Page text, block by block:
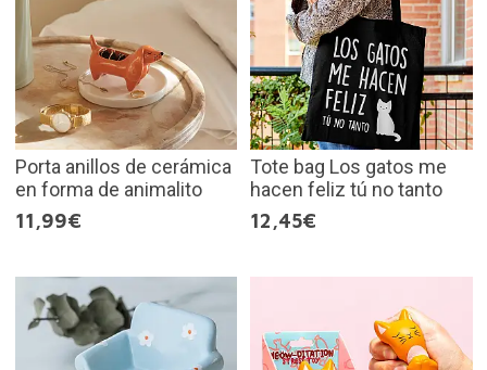
Porta anillos de cerámica
en forma de animalito
11,99€
Tote bag Los gatos me
hacen feliz tú no tanto
12,45€